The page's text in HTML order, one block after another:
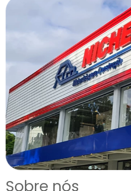
Sobre nós